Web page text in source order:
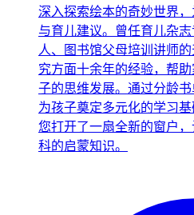
深入探索绘本的奇妙世界
与育儿建议。曾任育儿杂
人、图书馆父母培训讲师
究方面十余年的经验，帮
子的思维发展。通过分龄书
为孩子奠定多元化的学习
您打开了一扇全新的窗户
科的启蒙知识。